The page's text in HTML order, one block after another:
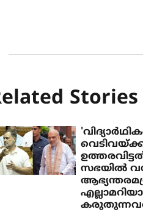
Stories
സഭയില്‍
കരുതുന്നവര്‍